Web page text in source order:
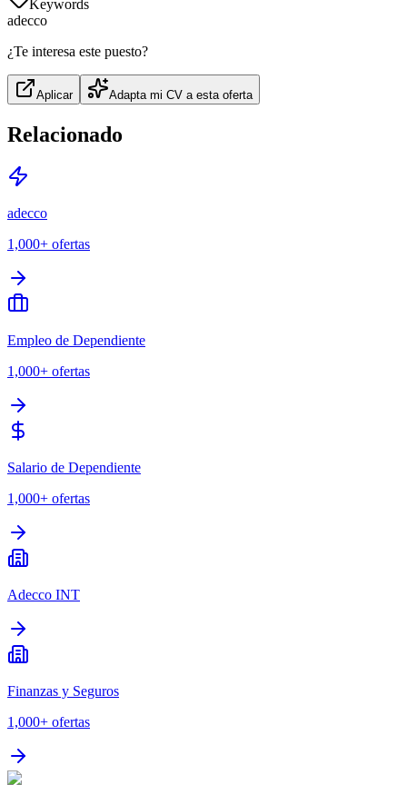
Keywords
adecco
¿Te interesa este puesto?
Aplicar Adapta mi CV a esta oferta
Relacionado
adecco
1,000+ ofertas
Empleo de Dependiente
1,000+ ofertas
Salario de Dependiente
1,000+ ofertas
Adecco INT
Finanzas y Seguros
1,000+ ofertas